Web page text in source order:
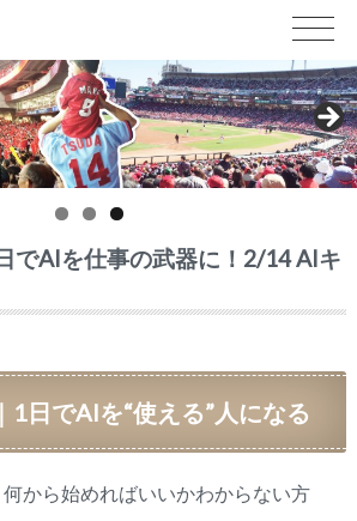
でAIを仕事の武器に！2/14 AIキ
1日でAIを“使える”人になる
から始めればいいかわからない方